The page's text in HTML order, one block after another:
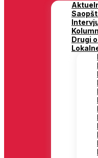
Drugi